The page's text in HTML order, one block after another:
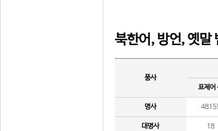
북한어, 방언, 옛말
품사
표제어
명사
대명사 18